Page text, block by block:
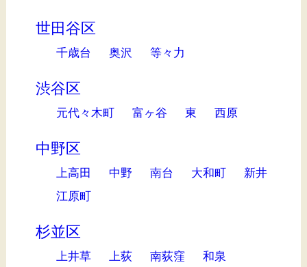
世田谷区
千歳台 奥沢 等々力
渋谷区
元代々木町 富ヶ谷 東 西原
中野区
上高田 中野 南台 大和町
新井
江原町
杉並区
上井草 上荻 南荻窪
和泉